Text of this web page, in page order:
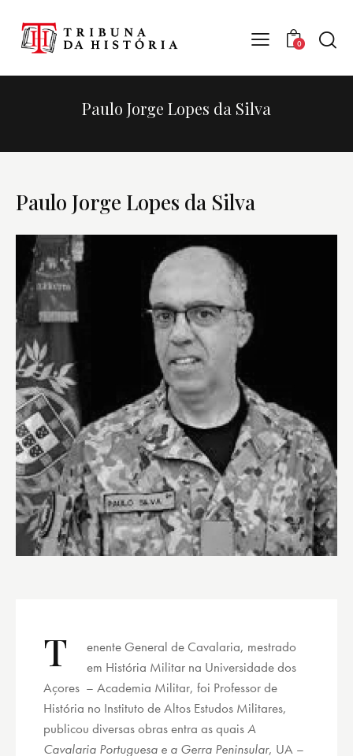
0
Paulo Jorge Lopes da Silva
Paulo Jorge Lopes da Silva
T
enente General de Cavalaria, mestrado
em História Militar na Universidade dos
Açores – Academia Militar, foi Professor de
História no Instituto de Altos Estudos Militares,
publicou diversas obras entra as quaisA
Cavalaria Portuguesa e a Gerra Peninsular, UA –